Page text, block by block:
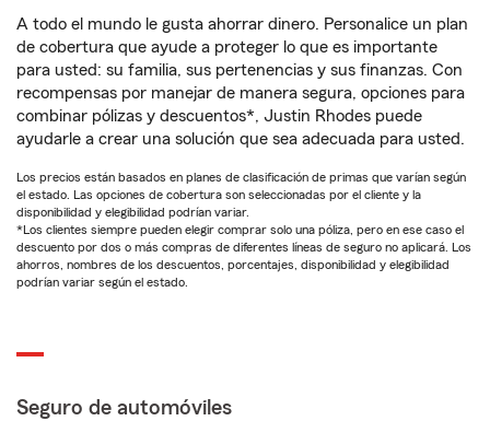
A todo el mundo le gusta ahorrar dinero. Personalice un plan
de cobertura que ayude a proteger lo que es importante
para usted: su familia, sus pertenencias y sus finanzas. Con
recompensas por manejar de manera segura, opciones para
combinar pólizas y descuentos*, Justin Rhodes puede
ayudarle a crear una solución que sea adecuada para usted.
Los precios están basados en planes de clasificación de primas que varían según
el estado. Las opciones de cobertura son seleccionadas por el cliente y la
disponibilidad y elegibilidad podrían variar.
*Los clientes siempre pueden elegir comprar solo una póliza, pero en ese caso el
descuento por dos o más compras de diferentes líneas de seguro no aplicará. Los
ahorros, nombres de los descuentos, porcentajes, disponibilidad y elegibilidad
podrían variar según el estado.
Seguro de automóviles